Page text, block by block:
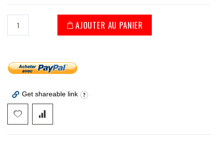
AJOUTER AU PANIER
Get shareable link